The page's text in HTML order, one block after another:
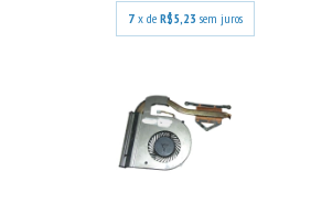
7 x de R$5,23 sem juros